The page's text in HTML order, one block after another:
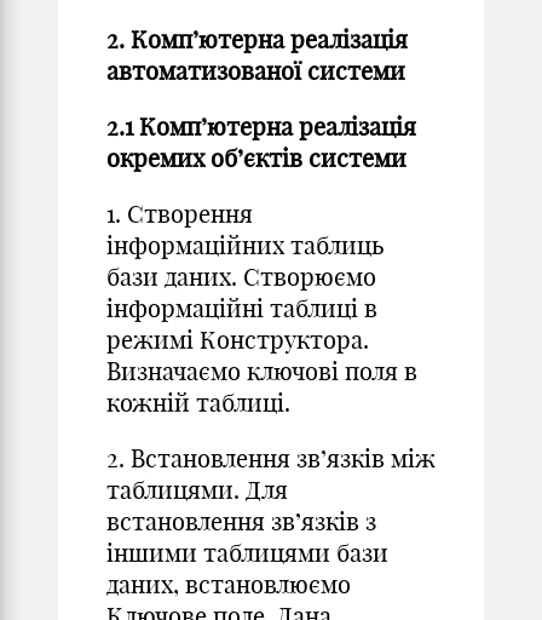
2. Комп’ютерна реалізація
автоматизованої системи
2.1 Комп’ютерна реалізація
окремих об’єктів системи
1. Створення
інформаційних таблиць
бази даних. Створюємо
інформаційні таблиці в
режимі Конструктора.
Визначаємо ключові поля в
кожній таблиці.
2. Встановлення зв’язків між
таблицями. Для
встановлення зв’язків з
іншими таблицями бази
даних, встановлюємо